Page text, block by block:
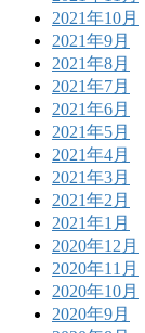
2021年10月
2021年9月
2021年8月
2021年7月
2021年6月
2021年5月
2021年4月
2021年3月
2021年2月
2021年1月
2020年12月
2020年11月
2020年10月
2020年9月